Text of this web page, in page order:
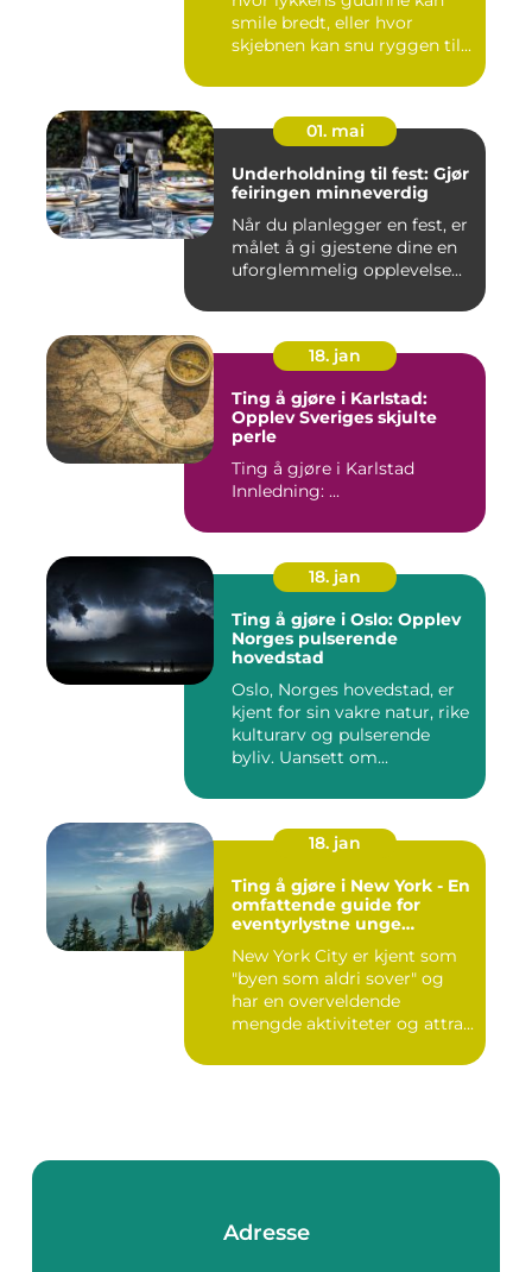
smile bredt, eller hvor
skjebnen kan snu ryggen til...
01. mai
Underholdning til fest: Gjør
feiringen minneverdig
Når du planlegger en fest, er
målet å gi gjestene dine en
uforglemmelig opplevelse...
18. jan
Ting å gjøre i Karlstad:
Opplev Sveriges skjulte
perle
Ting å gjøre i Karlstad
Innledning: ...
18. jan
Ting å gjøre i Oslo: Opplev
Norges pulserende
hovedstad
Oslo, Norges hovedstad, er
kjent for sin vakre natur, rike
kulturarv og pulserende
byliv. Uansett om...
18. jan
Ting å gjøre i New York - En
omfattende guide for
eventyrlystne unge
New York City er kjent som
"byen som aldri sover" og
har en overveldende
mengde aktiviteter og attra...
Adresse